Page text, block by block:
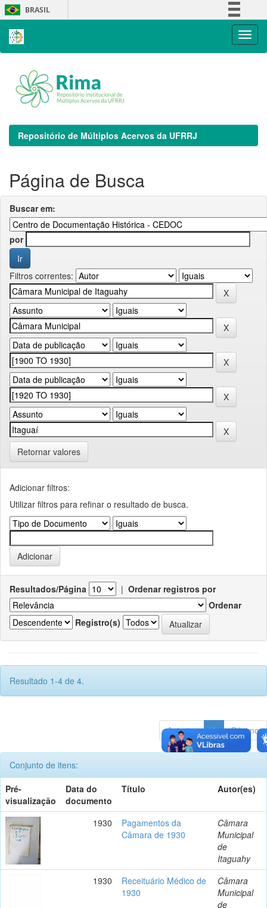
Skip
navigation
BRASIL
Repositório de Múltiplos Acervos da UFRRJ
Página de Busca
Buscar em:
por
Filtros correntes:
Retornar valores
Adicionar filtros:
Utilizar filtros para refinar o resultado de busca.
Resultados/Página | Ordenar registros por
Ordenar
Registro(s)
Resultado 1-4 de 4.
Anterior 1 Póximo
Conjunto de itens:
Pré-
visualização
Data do
documento
Título Autor(es)
1930
Pagamentos da
Câmara de 1930
Câmara
Municipal
de
Itaguahy
1930
Receituário Médico de
1930
Câmara
Municipal
de